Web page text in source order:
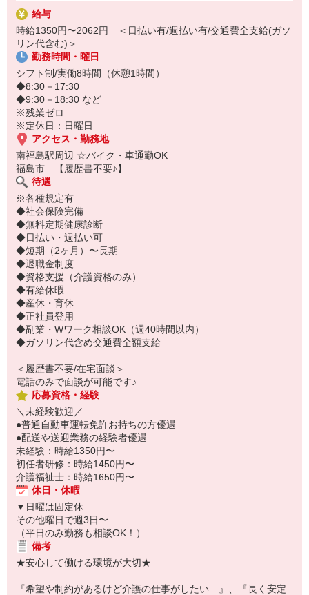
やりがいあるお仕事です★
送迎車は軽自動車・ハイエースがございます。
運転に自信の無い方は軽自動車のみでOK★
▼日収例
時給1,350円×8h＝10,800円
給与
時給1350円〜2062円 ＜日払い有/週払い有/交通費全支給(ガソ
リン代含む)＞
勤務時間・曜日
シフト制/実働8時間（休憩1時間）
◆8:30－17:30
◆9:30－18:30 など
※残業ゼロ
※定休日：日曜日
アクセス・勤務地
南福島駅周辺 ☆バイク・車通勤OK
福島市 【履歴書不要♪】
待遇
※各種規定有
◆社会保険完備
◆無料定期健康診断
◆日払い・週払い可
◆短期（2ヶ月）〜長期
◆退職金制度
◆資格支援（介護資格のみ）
◆有給休暇
◆産休・育休
◆正社員登用
◆副業・Wワーク相談OK（週40時間以内）
◆ガソリン代含め交通費全額支給
＜履歴書不要/在宅面談＞
電話のみで面談が可能です♪
応募資格・経験
＼未経験歓迎／
●普通自動車運転免許お持ちの方優遇
●配送や送迎業務の経験者優遇
未経験：時給1350円〜
初任者研修：時給1450円〜
介護福祉士：時給1650円〜
休日・休暇
▼日曜は固定休
その他曜日で週3日〜
（平日のみ勤務も相談OK！）
備考
★安心して働ける環境が大切★
『希望や制約があるけど介護の仕事がしたい…』、『長く安定